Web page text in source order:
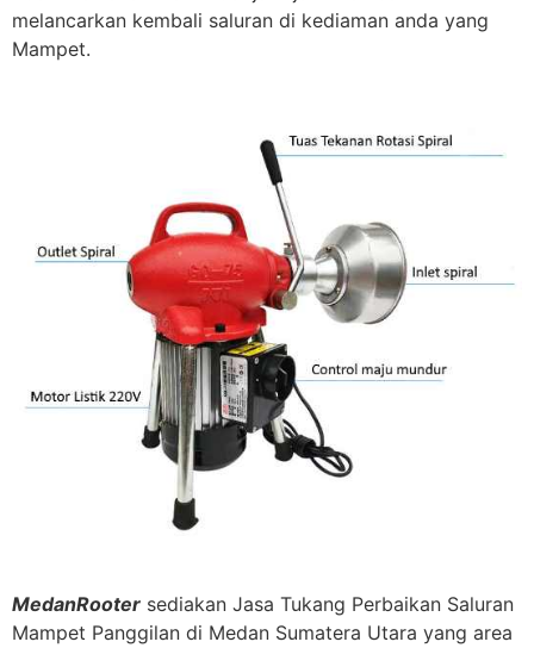
melancarkan kembali saluran di kediaman anda yang
Mampet.
MedanRooter sediakan Jasa Tukang Perbaikan Saluran
Mampet Panggilan di Medan Sumatera Utara yang area